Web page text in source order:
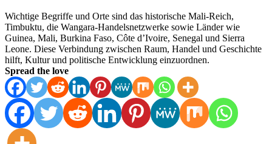
Wichtige Begriffe und Orte sind das historische Mali-Reich,
Timbuktu, die Wangara-Handelsnetzwerke sowie Länder wie
Guinea, Mali, Burkina Faso, Côte d’Ivoire, Senegal und Sierra
Leone. Diese Verbindung zwischen Raum, Handel und Geschichte
hilft, Kultur und politische Entwicklung einzuordnen.
Spread the love